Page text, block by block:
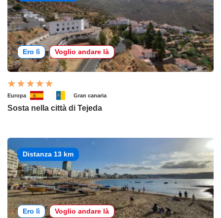
Ero lì Voglio andare là
Europa Gran canaria
Sosta nella città di Tejeda
Distanza 13 km
Ero lì Voglio andare là